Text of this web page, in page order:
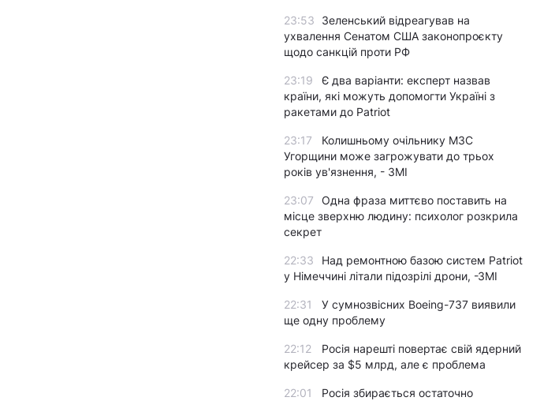
23:53
Зеленський відреагував на
ухвалення Сенатом США законопроєкту
щодо санкцій проти РФ
23:19
Є два варіанти: експерт назвав
країни, які можуть допомогти Україні з
ракетами до Patriot
23:17
Колишньому очільнику МЗС
Угорщини може загрожувати до трьох
років ув'язнення, - ЗМІ
23:07
Одна фраза миттєво поставить на
місце зверхню людину: психолог розкрила
секрет
22:33
Над ремонтною базою систем Patriot
у Німеччині літали підозрілі дрони, -ЗМІ
22:31
У сумнозвісних Boeing-737 виявили
ще одну проблему
22:12
Росія нарешті повертає свій ядерний
крейсер за $5 млрд, але є проблема
22:01
Росія збирається остаточно